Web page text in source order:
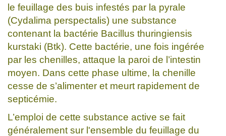
le feuillage des buis infestés par la pyrale
(Cydalima perspectalis) une substance
contenant la bactérie Bacillus thuringiensis
kurstaki (Btk). Cette bactérie, une fois ingérée
par les chenilles, attaque la paroi de l’intestin
moyen. Dans cette phase ultime, la chenille
cesse de s’alimenter et meurt rapidement de
septicémie.
L’emploi de cette substance active se fait
généralement sur l'ensemble du feuillage du